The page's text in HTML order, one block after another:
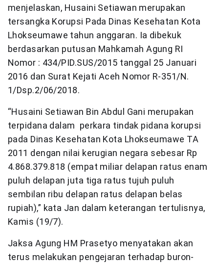
menjelaskan, Husaini Setiawan merupakan
tersangka Korupsi Pada Dinas Kesehatan Kota
Lhokseumawe tahun anggaran. Ia dibekuk
berdasarkan putusan Mahkamah Agung RI
Nomor : 434/PID.SUS/2015 tanggal 25 Januari
2016 dan Surat Kejati Aceh Nomor R-351/N.
1/Dsp.2/06/2018.
“Husaini Setiawan Bin Abdul Gani merupakan
terpidana dalam perkara tindak pidana korupsi
pada Dinas Kesehatan Kota Lhokseumawe TA
2011 dengan nilai kerugian negara sebesar Rp
4.868.379.818 (empat miliar delapan ratus enam
puluh delapan juta tiga ratus tujuh puluh
sembilan ribu delapan ratus delapan belas
rupiah),” kata Jan dalam keterangan tertulisnya,
Kamis (19/7).
Jaksa Agung HM Prasetyo menyatakan akan
terus melakukan pengejaran terhadap buron-